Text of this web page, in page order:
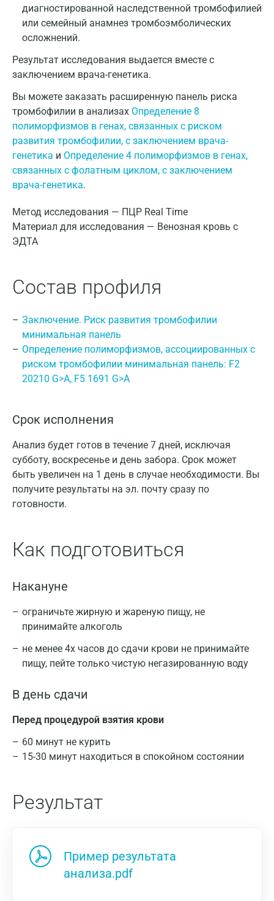
диагностированной наследственной тромбофилией
или семейный анамнез тромбоэмболических
осложнений.
Результат исследования выдается вместе с
заключением врача-генетика.
Вы можете заказать расширенную панель риска
тромбофилии в анализах Определение 8
полиморфизмов в генах, связанных с риском
развития тромбофилии, с заключением врача-
генетика и Определение 4 полиморфизмов в генах,
связанных с фолатным циклом, с заключением
врача-генетика.
Метод исследования — ПЦР Real Time
Материал для исследования — Венозная кровь с
ЭДТА
Состав профиля
Заключение. Риск развития тромбофилии
минимальная панель
Определение полиморфизмов, ассоциированных с
риском тромбофилии минимальная панель: F2
20210 G>A, F5 1691 G>A
Срок исполнения
Анализ будет готов в течение 7 дней, исключая
субботу, воскресенье и день забора. Срок может
быть увеличен на 1 день в случае необходимости. Вы
получите результаты на эл. почту сразу по
готовности.
Как подготовиться
Накануне
ограничьте жирную и жареную пищу, не
принимайте алкоголь
не менее 4х часов до сдачи крови не принимайте
пищу, пейте только чистую негазированную воду
В день сдачи
Перед процедурой взятия крови
60 минут не курить
15-30 минут находиться в спокойном состоянии
Результат
Пример результата
анализа.pdf